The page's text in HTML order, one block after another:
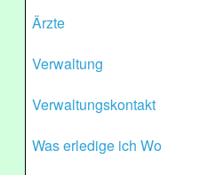
Ärzte
Verwaltung
Verwaltungskontakt
Was erledige ich Wo